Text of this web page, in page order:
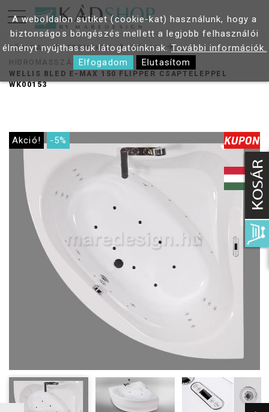
FŐOLDAL TERMÉKEK
KÁDAK
HIDROMASSZÁZS KÁDAK
WELLIS BLED E-MAX 150 FLIPPER CSAPTELEPPEL
WK00153
Akció! -5%
A weboldalon sütiket (cookie-kat) használunk, hogy a
biztonságos böngészés mellett a legjobb felhasználói
élményt nyújthassuk látogatóinknak.További információk.
Elfogadom
Elutasítom